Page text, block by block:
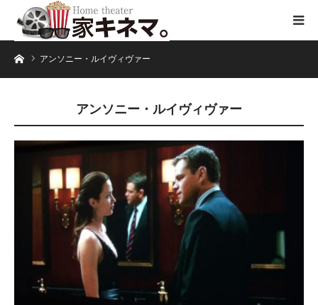
ホームアンソニー・ルイヴィヴァー
アンソニー・ルイヴィヴァー